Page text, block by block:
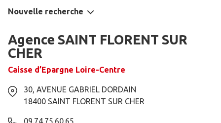
Nouvelle recherche
Agence SAINT FLORENT SUR
CHER
Caisse d’Epargne Loire-Centre
30, AVENUE GABRIEL DORDAIN
18400 SAINT FLORENT SUR CHER
09.74.75.60.65